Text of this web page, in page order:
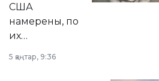
США
намерены, по
их
принести
5 қаңтар, 9:36